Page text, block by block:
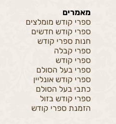
מאמרים
ספרי קודש מומלצים
ספרי קודש חדשים
חנות ספרי קודש
ספרי קבלה
ספרי קודש
ספרי בעל הסולם
ספרי קודש אונליין
כתבי בעל הסולם
ספרי קודש בזול
הזמנת ספרי קודש